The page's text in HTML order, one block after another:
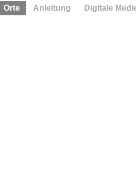
Orte Anleitung Digitale